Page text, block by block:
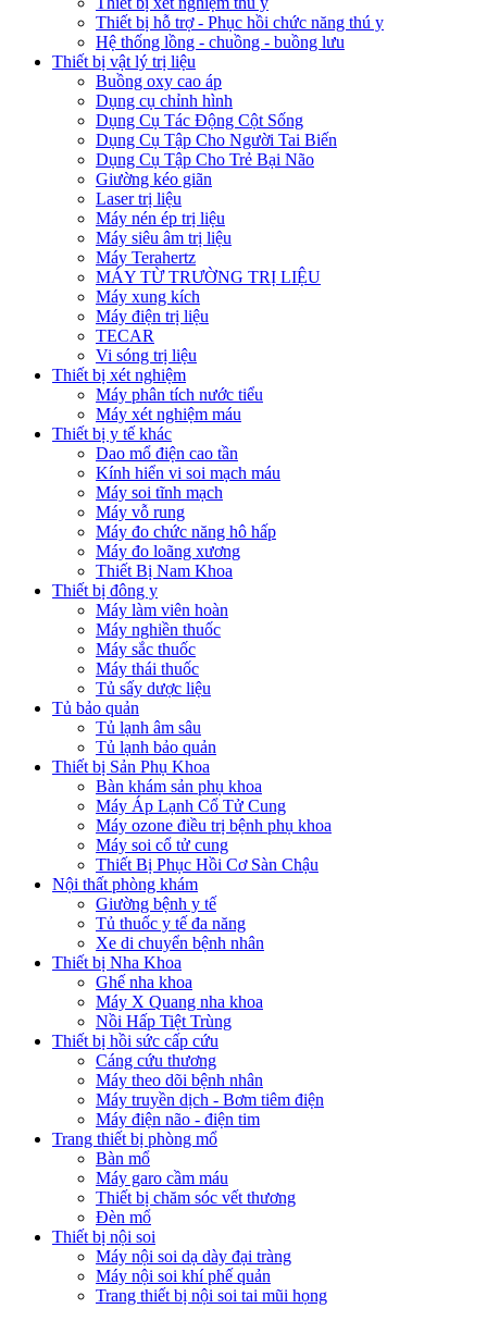
Thiết bị hỗ trợ - Phục hồi chức năng thú y
Hệ thống lồng - chuồng - buồng lưu
Thiết bị vật lý trị liệu
Buồng oxy cao áp
Dụng cụ chỉnh hình
Dụng Cụ Tác Động Cột Sống
Dụng Cụ Tập Cho Người Tai Biến
Dụng Cụ Tập Cho Trẻ Bại Não
Giường kéo giãn
Laser trị liệu
Máy nén ép trị liệu
Máy siêu âm trị liệu
Máy Terahertz
MÁY TỪ TRƯỜNG TRỊ LIỆU
Máy xung kích
Máy điện trị liệu
TECAR
Vi sóng trị liệu
Thiết bị xét nghiệm
Máy phân tích nước tiểu
Máy xét nghiệm máu
Thiết bị y tế khác
Dao mổ điện cao tần
Kính hiển vi soi mạch máu
Máy soi tĩnh mạch
Máy vỗ rung
Máy đo chức năng hô hấp
Máy đo loãng xương
Thiết Bị Nam Khoa
Thiết bị đông y
Máy làm viên hoàn
Máy nghiền thuốc
Máy sắc thuốc
Máy thái thuốc
Tủ sấy dược liệu
Tủ bảo quản
Tủ lạnh âm sâu
Tủ lạnh bảo quản
Thiết bị Sản Phụ Khoa
Bàn khám sản phụ khoa
Máy Áp Lạnh Cổ Tử Cung
Máy ozone điều trị bệnh phụ khoa
Máy soi cổ tử cung
Thiết Bị Phục Hồi Cơ Sàn Chậu
Nội thất phòng khám
Giường bệnh y tế
Tủ thuốc y tế đa năng
Xe di chuyển bệnh nhân
Thiết bị Nha Khoa
Ghế nha khoa
Máy X Quang nha khoa
Nồi Hấp Tiệt Trùng
Thiết bị hồi sức cấp cứu
Cáng cứu thương
Máy theo dõi bệnh nhân
Máy truyền dịch - Bơm tiêm điện
Máy điện não - điện tim
Trang thiết bị phòng mổ
Bàn mổ
Máy garo cầm máu
Thiết bị chăm sóc vết thương
Đèn mổ
Thiết bị nội soi
Máy nội soi dạ dày đại tràng
Máy nội soi khí phế quản
Trang thiết bị nội soi tai mũi họng